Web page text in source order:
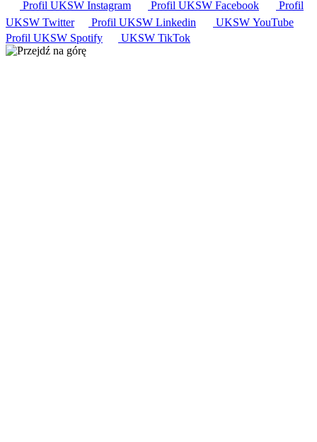
Profil UKSW Instagram Profil UKSW Facebook
Profil
UKSW Twitter Profil UKSW Linkedin UKSW YouTube
Profil UKSW Spotify UKSW TikTok